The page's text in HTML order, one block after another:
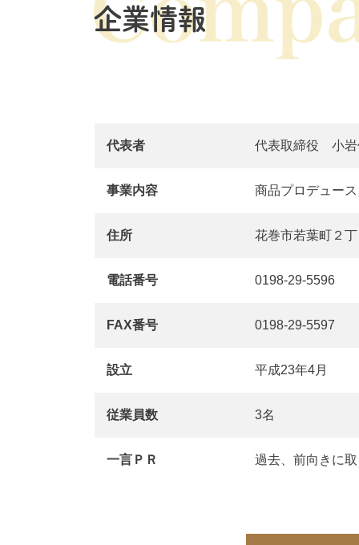
企業情報
代表者 代表取締役 小岩
事業内容 商品プロデュー
住所 花巻市若葉町２
電話番号 0198-29-5596
FAX番号 0198-29-5597
設立 平成23年4月
従業員数 3名
一言ＰＲ 過去、前向きに